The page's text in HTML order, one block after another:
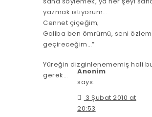
yazmak istiyorum…
Cennet çiçeğim;
Galiba ben ömrümü, seni
geçireceğim…”
Yüreğin dizginlenememiş hali
gerek…
Anonim
says:
3 Şubat 2010 at
20:53